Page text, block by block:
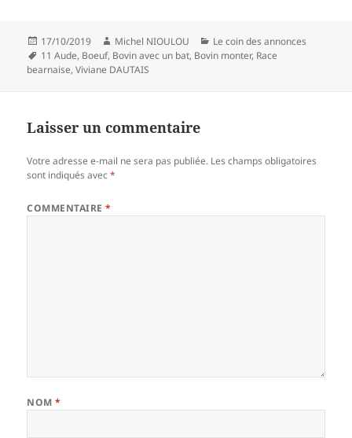
Publié
le
17/10/2019 Auteur
Michel NIOULOU Catégories
Le coin des annonces
Mots-
clés
11 Aude, Boeuf, Bovin avec un bat, Bovin monter, Race
bearnaise,Viviane DAUTAIS
Laisser un commentaire
Votre adresse e-mail ne sera pas publiée. Les champs obligatoires
sont indiqués avec*
COMMENTAIRE*
NOM*